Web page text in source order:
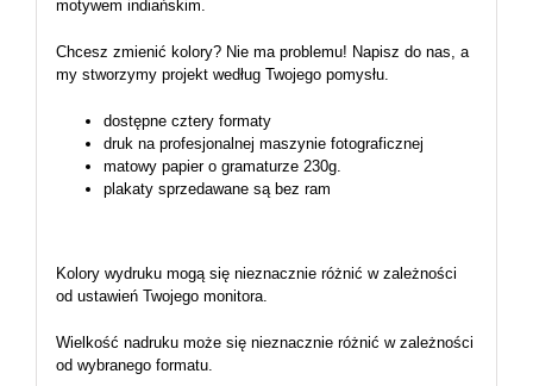
motywem indiańskim.
Chcesz zmienić kolory? Nie ma problemu! Napisz do nas, a
my stworzymy projekt według Twojego pomysłu.
dostępne cztery formaty
druk na profesjonalnej maszynie fotograficznej
matowy papier o gramaturze 230g.
plakaty sprzedawane są bez ram
Kolory wydruku mogą się nieznacznie różnić w zależności
od ustawień Twojego monitora.
Wielkość nadruku może się nieznacznie różnić w zależności
od wybranego formatu.